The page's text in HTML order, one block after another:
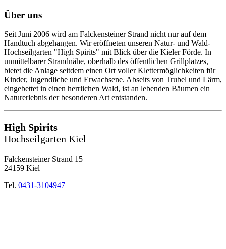
Über uns
Seit Juni 2006 wird am Falckensteiner Strand nicht nur auf dem
Handtuch abgehangen. Wir eröffneten unseren Natur- und Wald-
Hochseilgarten "High Spirits" mit Blick über die Kieler Förde. In
unmittelbarer Strandnähe, oberhalb des öffentlichen Grillplatzes,
bietet die Anlage seitdem einen Ort voller Klettermöglichkeiten für
Kinder, Jugendliche und Erwachsene. Abseits von Trubel und Lärm,
eingebettet in einen herrlichen Wald, ist an lebenden Bäumen ein
Naturerlebnis der besonderen Art entstanden.
High Spirits
Hochseilgarten Kiel
Falckensteiner Strand 15
24159 Kiel
Tel. 0431-3104947